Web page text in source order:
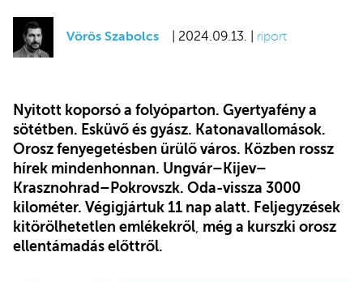
Vörös Szabolcs | 2024.09.13. | riport
Nyitott koporsó a folyóparton. Gyertyafény a
sötétben. Esküvő és gyász. Katonavallomások.
Orosz fenyegetésben ürülő város. Közben rossz
hírek mindenhonnan. Ungvár–Kijev–
Krasznohrad–Pokrovszk. Oda-vissza 3000
kilométer. Végigjártuk 11 nap alatt. Feljegyzések
kitörölhetetlen emlékekről még a kurszki orosz
ellentámadás előttről.